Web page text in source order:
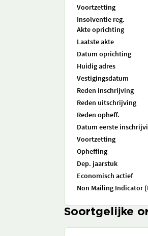
Voortzetting
Insolventie reg.
Akte oprichting
Laatste akte
Datum oprichting
Huidig adres
Vestigingsdatum
Reden inschrijving
Reden uitschrijving
Reden opheff.
Datum eerste
Voortzetting
Opheffing
Dep. jaarstuk
Economisch actief
Non Mailing Indicator
Soortgelijke